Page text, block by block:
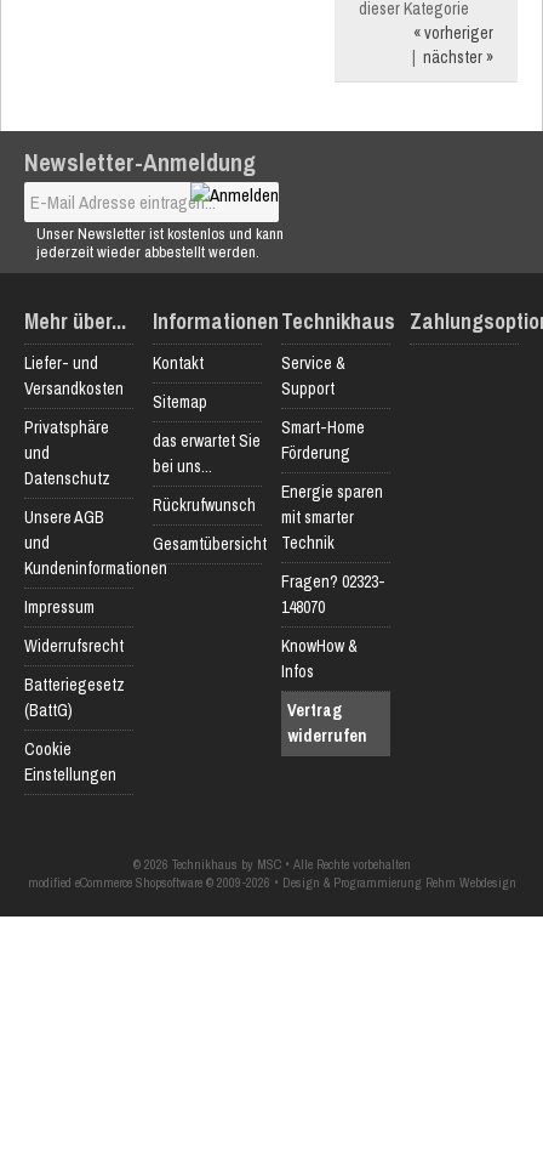
dieser Kategorie
« vorheriger
| nächster »
Newsletter-Anmeldung
Unser Newsletter ist kostenlos und kann
jederzeit wieder abbestellt werden.
Mehr über...
Liefer- und
Versandkosten
Privatsphäre
und
Datenschutz
Unsere AGB
und
Kundeninformationen
Impressum
Widerrufsrecht
Batteriegesetz
(BattG)
Cookie
Einstellungen
Informationen
Kontakt
Sitemap
das erwartet Sie
bei uns...
Rückrufwunsch
Gesamtübersicht
Technikhaus
Service &
Support
Smart-Home
Förderung
Energie sparen
mit smarter
Technik
Fragen? 02323-
148070
KnowHow &
Infos
Vertrag
widerrufen
© 2026 Technikhaus by MSC • Alle Rechte vorbehalten
modified eCommerce Shopsoftware © 2009-2026 • Design & Programmierung Rehm Webdesign